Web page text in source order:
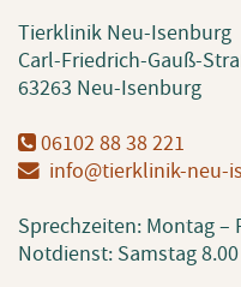
Tier­kli­nik Neu-Isen­burg
Carl-Fried­rich-Gauß-
63263 Neu-Isen­burg
06102 88 38 221
info@​tierklinik-neu-
Sprech­zei­ten: Mon­tag –
Not­dienst: Sams­tag